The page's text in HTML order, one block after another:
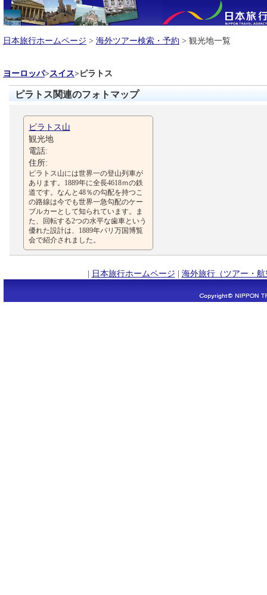
日本旅行ホームページ > 海外ツアー検索・予約 > 観光地一覧
ヨーロッパ>スイス>ピラトス
ピラトス関連のフォトマップ
ピラトス山
観光地
電話:
住所:
ピラトス山には世界一の登山列車が
あります。1889年に全長4618ｍの鉄
道です。なんと48％の勾配を持つこ
の路線は今でも世界一急勾配のケー
ブルカーとして知られています。ま
た、回転する2つの水平な歯車という
優れた設計は、1889年パリ万国博覧
会で紹介されました。
| 日本旅行ホームページ | 海外旅行（ツアー・航